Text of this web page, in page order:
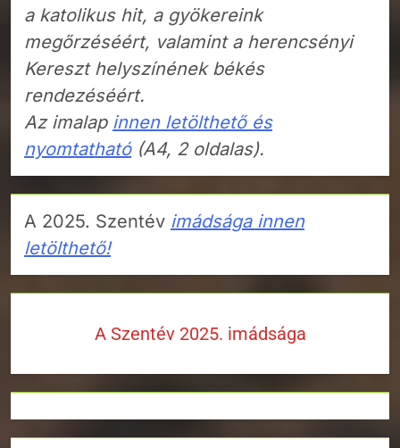
a katolikus hit, a gyökereink
megőrzéséért, valamint a herencsényi
Kereszt helyszínének békés
rendezéséért.
Az imalap innen letölthető és
nyomtatható(A4, 2 oldalas).
A 2025. Szentév imádsága innen
letölthető!
A Szentév 2025. imádsága